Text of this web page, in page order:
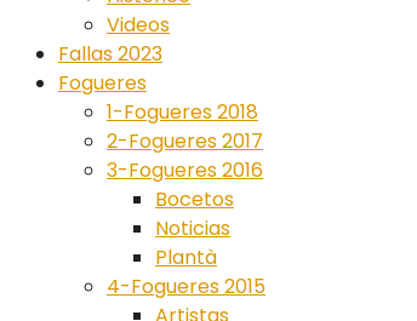
Videos
Fallas 2023
Fogueres
1-Fogueres 2018
2-Fogueres 2017
3-Fogueres 2016
Bocetos
Noticias
Plantà
4-Fogueres 2015